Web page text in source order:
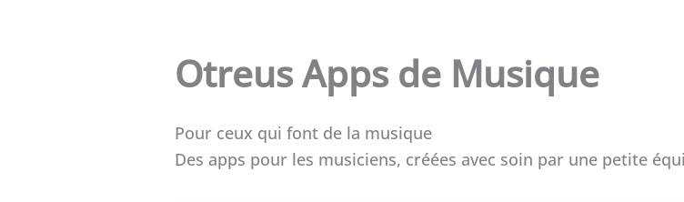
Otreus Apps de Musique
Pour ceux qui font de la musique
Des apps pour les musiciens, créées avec soin par une petite